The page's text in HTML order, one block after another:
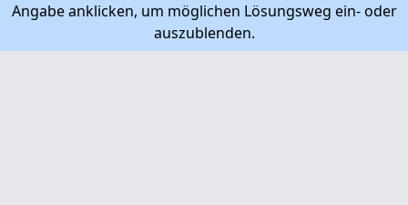
Angabe anklicken, um möglichen Lösungsweg ein- oder
auszublenden.